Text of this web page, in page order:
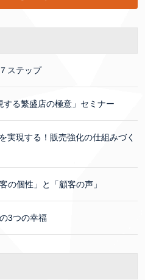
ステップ
する繁盛店の極意」セミナー
実現する！販売強化の仕組みづく
の個性」と「顧客の声」
3つの幸福